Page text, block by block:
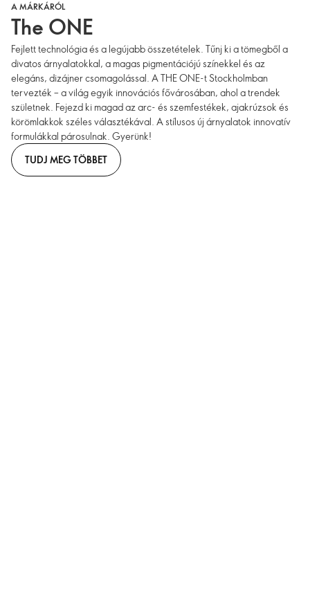
A MÁRKÁRÓL
The ONE
Fejlett technológia és a legújabb összetételek. Tűnj ki a tömegből a
divatos árnyalatokkal, a magas pigmentációjú színekkel és az
elegáns, dizájner csomagolással. A THE ONE-t Stockholmban
tervezték – a világ egyik innovációs fővárosában, ahol a trendek
születnek. Fejezd ki magad az arc- és szemfestékek, ajakrúzsok és
körömlakkok széles választékával. A stílusos új árnyalatok innovatív
formulákkal párosulnak. Gyerünk!
TUDJ MEG TÖBBET